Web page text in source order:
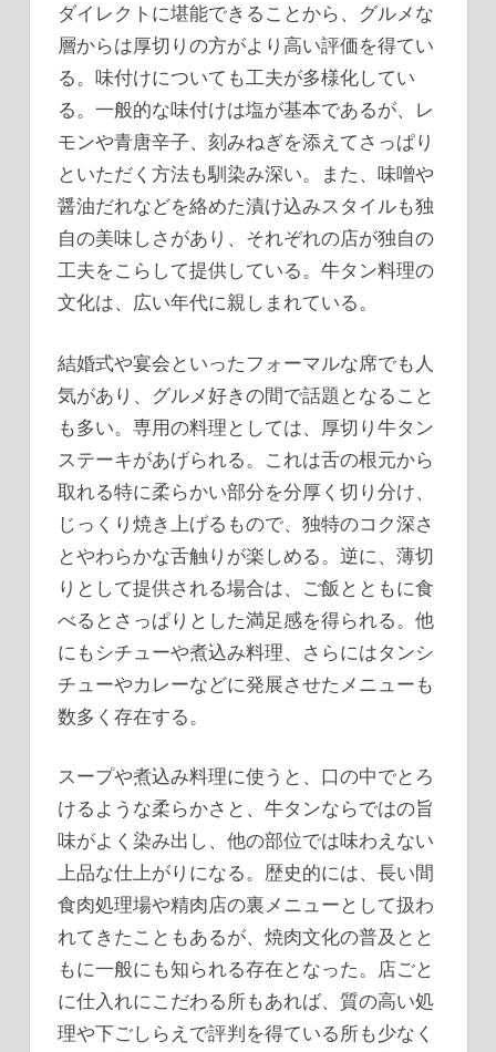
ダイレクトに堪能できることから、グルメな
層からは厚切りの方がより高い評価を得てい
る。味付けについても工夫が多様化してい
る。一般的な味付けは塩が基本であるが、レ
モンや青唐辛子、刻みねぎを添えてさっぱり
といただく方法も馴染み深い。また、味噌や
醤油だれなどを絡めた漬け込みスタイルも独
自の美味しさがあり、それぞれの店が独自の
工夫をこらして提供している。牛タン料理の
文化は、広い年代に親しまれている。
結婚式や宴会といったフォーマルな席でも人
気があり、グルメ好きの間で話題となること
も多い。専用の料理としては、厚切り牛タン
ステーキがあげられる。これは舌の根元から
取れる特に柔らかい部分を分厚く切り分け、
じっくり焼き上げるもので、独特のコク深さ
とやわらかな舌触りが楽しめる。逆に、薄切
りとして提供される場合は、ご飯とともに食
べるとさっぱりとした満足感を得られる。他
にもシチューや煮込み料理、さらにはタンシ
チューやカレーなどに発展させたメニューも
数多く存在する。
スープや煮込み料理に使うと、口の中でとろ
けるような柔らかさと、牛タンならではの旨
味がよく染み出し、他の部位では味わえない
上品な仕上がりになる。歴史的には、長い間
食肉処理場や精肉店の裏メニューとして扱わ
れてきたこともあるが、焼肉文化の普及とと
もに一般にも知られる存在となった。店ごと
に仕入れにこだわる所もあれば、質の高い処
理や下ごしらえで評判を得ている所も少なく